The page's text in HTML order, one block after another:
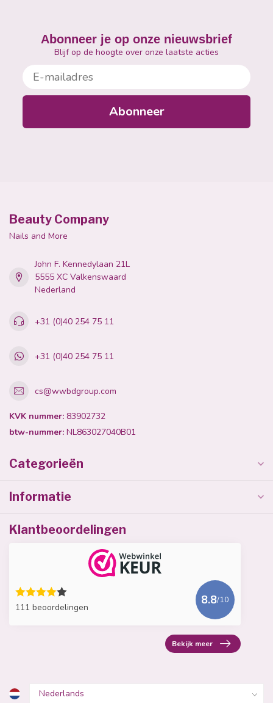
Abonneer je op onze nieuwsbrief
Blijf op de hoogte over onze laatste acties
E-mailadres
Abonneer
Beauty Company
Nails and More
John F. Kennedylaan 21L
5555 XC Valkenswaard
Nederland
+31 (0)40 254 75 11
+31 (0)40 254 75 11
cs@wwbdgroup.com
KVK nummer: 83902732
btw-nummer: NL863027040B01
Categorieën
Informatie
Klantbeoordelingen
111 beoordelingen
8.8/10
Bekijk meer